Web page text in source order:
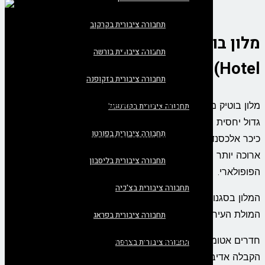
תחבורה ציבורית בקרקוב
תחבורה ציבורית בורשה
תחבורה ציבורית בזקופנה
תחבורה ציבורית בפורטוגל
תחבורה ציבורית בפורטו
תחבורה ציבורית בליסבון
תחבורה ציבורית בצ'כיה
תחבורה ציבורית בפראג
תחבורה ציבורית בצרפת
מלון בוטיק גרדן (Garden Boutique
Hotel) – 4 כוכבים
מלון בוטיק מרכזי ברובע מיטה המאפשר הליכה קצרה למספר
גדול יחסית של אתרים מבוקשים בעיר. שדרת אונטר דן לינדן,
כיכר אלכסנדרפלץ ואי המוזיאונים ממש קרובים והליכה מעט
ארוכה יותר תביא אתכם לשער ברנדנבורג או האקשייר מרקט
הפופולארי.
המלון בסגנון קלאסי כולל גן עתיק לאווירה שלווה ורגועה ללא
המולת העיר שמסביב לו.
חדרים אטומים לרעש עם חדר רחצה ומיטה נוחה. צוות דלפק
הקבלה אדיב ויעזור לכם בתכנון סיורים בעיר או דרכי גישה